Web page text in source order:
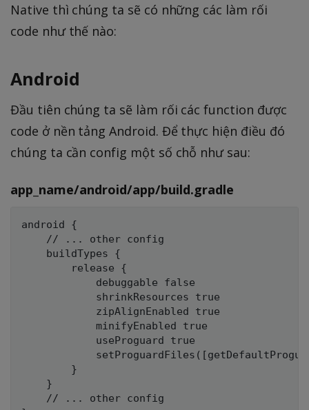
Native thì chúng ta sẽ có những các làm rối
code như thế nào:
Android
Đầu tiên chúng ta sẽ làm rối các function được
code ở nền tảng Android. Để thực hiện điều đó
chúng ta cần config một số chỗ như sau:
app_name/android/app/build.gradle
android {
    // ... other config
    buildTypes {
        release {
            debuggable false
            shrinkResources true
            zipAlignEnabled true
            minifyEnabled true
            useProguard true
        }
    }
    // ... other config